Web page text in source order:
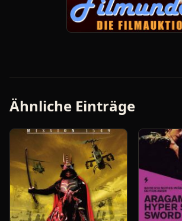
Ähnliche Einträge